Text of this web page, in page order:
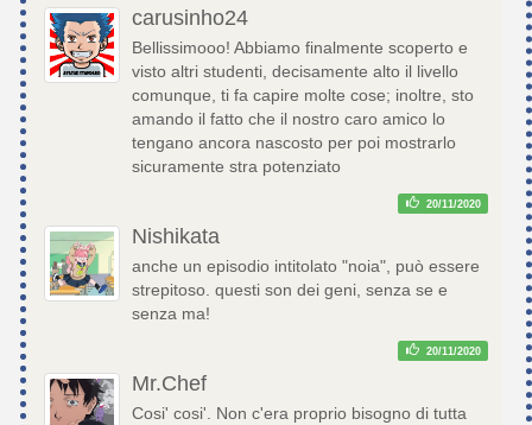
carusinho24
Bellissimooo! Abbiamo finalmente scoperto e
visto altri studenti, decisamente alto il livello
comunque, ti fa capire molte cose; inoltre, sto
amando il fatto che il nostro caro amico lo
tengano ancora nascosto per poi mostrarlo
sicuramente stra potenziato
20/11/2020
Nishikata
anche un episodio intitolato "noia", può essere
strepitoso. questi son dei geni, senza se e
senza ma!
20/11/2020
Mr.Chef
Cosi' cosi'. Non c'era proprio bisogno di tutta